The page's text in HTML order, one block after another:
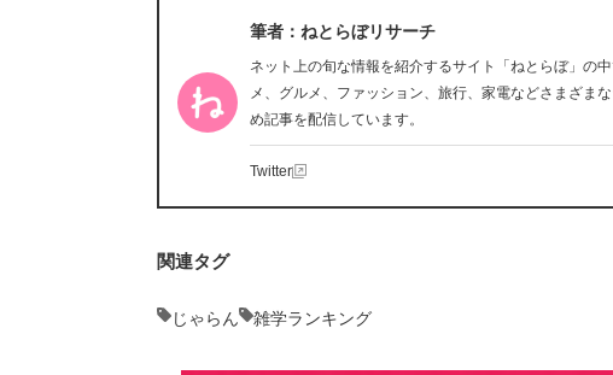
筆者：ねとらぼリサーチ
ネット上の旬な情報を紹介するサイト「ねとらぼ」の
メ、グルメ、ファッション、旅行、家電などさまざま
め記事を配信しています。
Twitter
関連タグ
じゃらん 雑学ランキング